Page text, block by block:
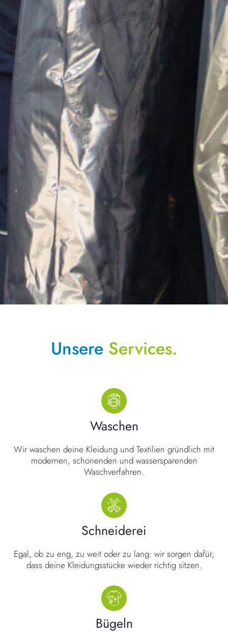
Unsere Services.
Waschen
Wir waschen deine Kleidung und Textilien gründlich mit
modernen, schonenden und wassersparenden
Waschverfahren.
Schneiderei
Egal, ob zu eng, zu weit oder zu lang: wir sorgen dafür,
dass deine Kleidungsstücke wieder richtig sitzen.
Bügeln